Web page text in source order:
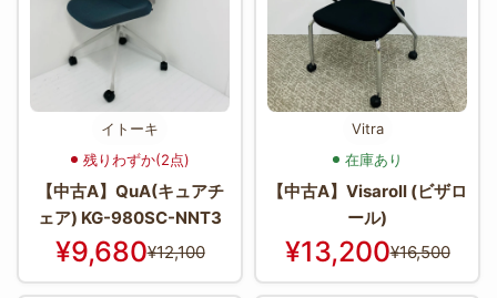
イトーキ
残りわずか(2点)
【中古A】QuA(キュアチ
ェア) KG-980SC-NNT3
¥9,680¥12,100
Vitra
在庫あり
【中古A】Visaroll (ビザロ
ール)
¥13,200¥16,500